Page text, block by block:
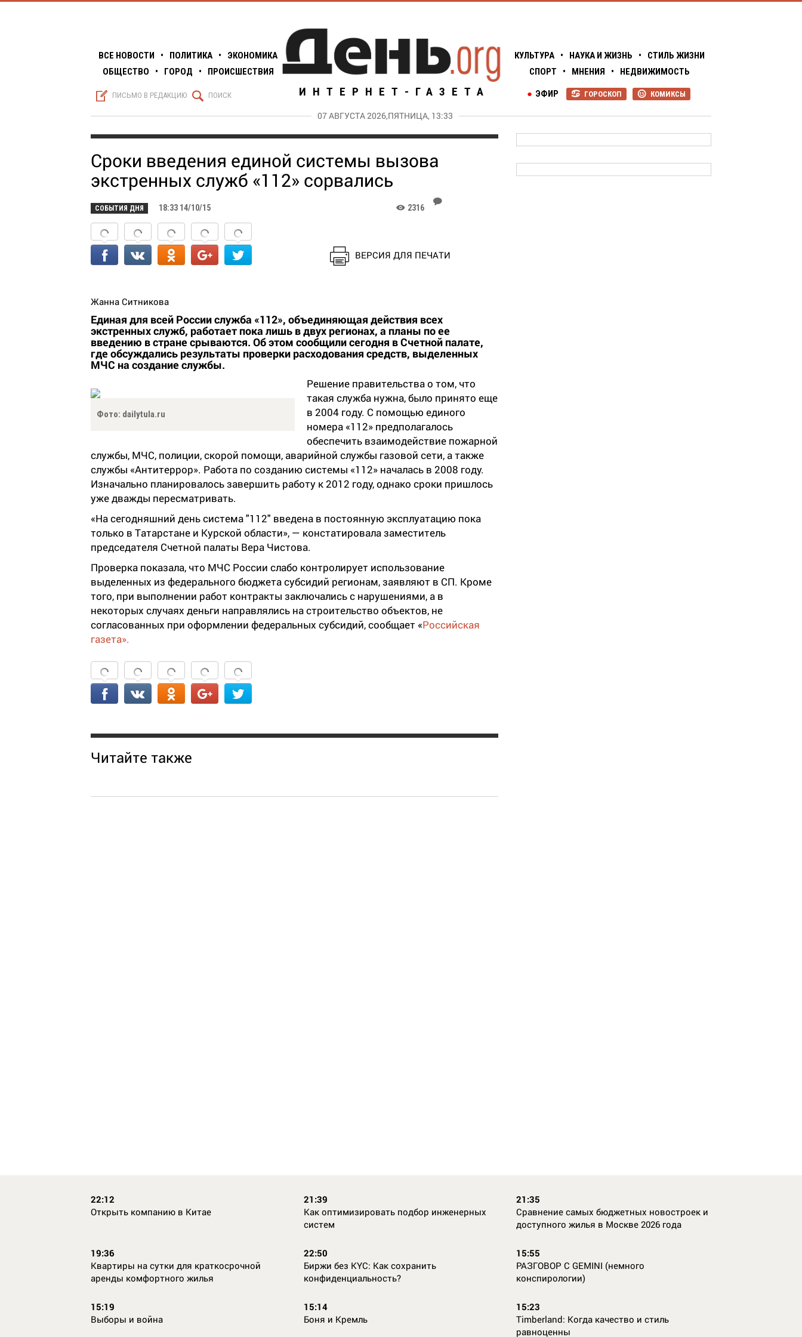
ВСЕ НОВОСТИ • ПОЛИТИКА •
ЭКОНОМИКА
ОБЩЕСТВО
• ГОРОД • ПРОИСШЕСТВИЯ
S ПИСЬМО В РЕДАКЦИЮ Q ПОИСК ИНТЕРНЕТ-ГАЗЕТА
КУЛЬТУРА • НАУКА И ЖИЗНЬ •
СТИЛЬ ЖИЗНИ
СПОРТ
• МНЕНИЯ • НЕДВИЖИМОСТЬ
P КОМИКСЫ
R ГОРОСКОП
● ЭФИР
07 АВГУСТА 2026,ПЯТНИЦА, 13:33
Сроки введения единой системы вызова
экстренных служб «112» сорвались
СОБЫТИЯ ДНЯ 18:33 14/10/15 K 2316
J
ВЕРСИЯ ДЛЯ ПЕЧАТИ
Жанна Ситникова
Единая для всей России служба «112», объединяющая действия всех
экстренных служб, работает пока лишь в двух регионах, а планы по ее
введению в стране срываются. Об этом сообщили сегодня в Счетной палате,
где обсуждались результаты проверки расходования средств, выделенных
МЧС на создание службы.
Фото: dailytula.ru
Решение правительства о том, что
такая служба нужна, было принято еще
в 2004 году. С помощью единого
номера «112» предполагалось
обеспечить взаимодействие пожарной
службы, МЧС, полиции, скорой помощи, аварийной службы газовой сети, а также
службы «Антитеррор». Работа по созданию системы «112» началась в 2008 году.
Изначально планировалось завершить работу к 2012 году, однако сроки пришлось
уже дважды пересматривать.
«На сегодняшний день система "112" введена в постоянную эксплуатацию пока
только в Татарстане и Курской области», — констатировала заместитель
председателя Счетной палаты Вера Чистова.
Проверка показала, что МЧС России слабо контролирует использование
выделенных из федерального бюджета субсидий регионам, заявляют в СП. Кроме
того, при выполнении работ контракты заключались с нарушениями, а в
некоторых случаях деньги направлялись на строительство объектов, не
согласованных при оформлении федеральных субсидий, сообщает «Российская
газета».
Читайте также
22:12
Открыть компанию в Китае
21:39
Как оптимизировать подбор инженерных
систем
21:35
Сравнение самых бюджетных новостроек и
доступного жилья в Москве 2026 года
19:36
Квартиры на сутки для краткосрочной
аренды комфортного жилья
22:50
Биржи без KYC: Как сохранить
конфиденциальность?
15:55
РАЗГОВОР С GEMINI (немного
конспирологии)
15:19
Выборы и война
15:14
Боня и Кремль
15:23
Timberland: Когда качество и стиль
равноценны